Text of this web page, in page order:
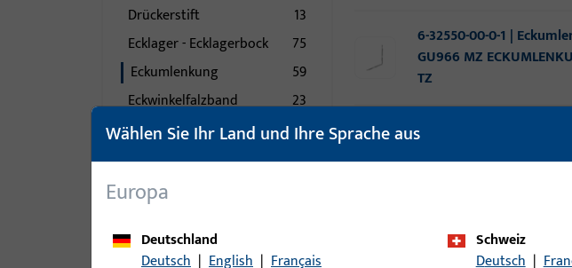
Drückerstift
13
Ecklager - Ecklagerbock
75
Eckumlenkung
59
Eckwinkelfalzband
23
Einzelteil
11
Falle
21
Falzeckband
Federn
6-32550-00-0-1 |
GU966 MZ
TZ
6-32543-00-0-1 |
ECKUMLENKUNG
Wählen Sie Ihr Land und Ihre Sprache aus
Europa
Deutschland
Deutsch | English | Français
Schweiz
Deutsch |